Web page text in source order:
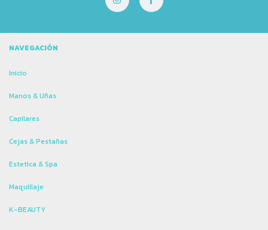
NAVEGACIÓN
Inicio
Manos & Uñas
Capilares
Cejas & Pestañas
Estetica & Spa
Maquillaje
K-BEAUTY